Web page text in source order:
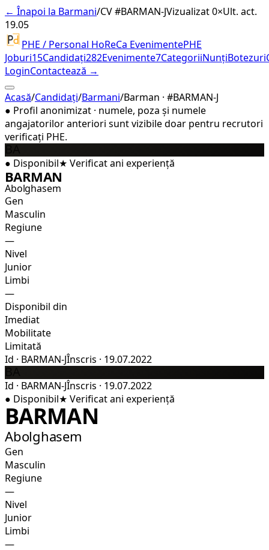
← Înapoi la Barmani/CV #BARMAN-JVizualizat 0×Ult. act.
19.05
PHE / Personal HoReCa EvenimentePHE
Joburi15Candidați282Evenimente7CategoriiNunțiBotezuri
LoginContactează →
Acasă/Candidați/Barmani/Barman · #BARMAN-J
● Profil anonimizat · numele, poza și numele
angajatorilor anteriori sunt vizibile doar pentru recrutori
verificați PHE.
● Disponibil★ Verificatani experiență
BARMAN
Abolghasem
Gen
Masculin
Regiune
—
Nivel
Junior
Limbi
—
Disponibil din
Imediat
Mobilitate
Limitată
Id · BARMAN-JÎnscris · 19.07.2022
Id · BARMAN-JÎnscris · 19.07.2022
● Disponibil★ Verificatani experiență
BARMAN
Abolghasem
Gen
Masculin
Regiune
—
Nivel
Junior
Limbi
—